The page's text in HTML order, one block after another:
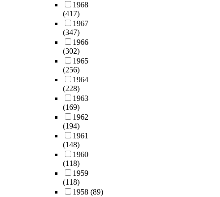
1968
(417)
1967
(347)
1966
(302)
1965
(256)
1964
(228)
1963
(169)
1962
(194)
1961
(148)
1960
(118)
1959
(118)
1958 (89)